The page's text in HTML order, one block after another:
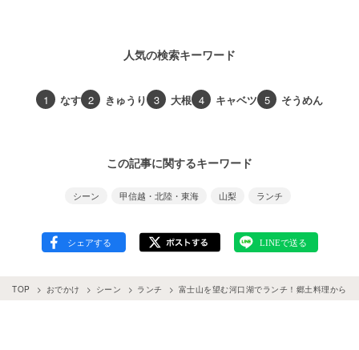
人気の検索キーワード
1 なす 2 きゅうり 3 大根 4 キャベツ 5 そうめん
この記事に関するキーワード
シーン 甲信越・北陸・東海 山梨 ランチ
TOP おでかけ シーン ランチ 富士山を望む河口湖でランチ！郷土料理から